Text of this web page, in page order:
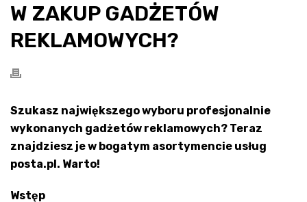
W ZAKUP GADŻETÓW
REKLAMOWYCH?
Szukasz największego wyboru profesjonalnie
wykonanych gadżetów reklamowych? Teraz
znajdziesz je w bogatym asortymencie usług
posta.pl. Warto!
Wstęp